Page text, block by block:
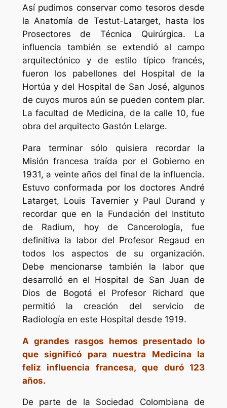
Así pudimos conservar como tesoros desde
la Anatomía de Testut-Latarget, hasta los
Prosectores de Técnica Quirúrgica. La
influencia también se extendió al campo
arquitectónico y de estilo típico francés,
fueron los pabellones del Hospital de la
Hortúa y del Hospital de San José, algunos
de cuyos muros aún se pueden contem plar.
La facultad de Medicina, de la calle 10, fue
obra del arquitecto Gastón Lelarge.
Para terminar sólo quisiera recordar la
Misión francesa traída por el Gobierno en
1931, a veinte años del final de la influencia.
Estuvo conformada por los doctores André
Latarget, Louis Tavernier y Paul Durand y
recordar que en la Fundación del Instituto
de Radium, hoy de Cancerología, fue
definitiva la labor del Profesor Regaud en
todos los aspectos de su organización.
Debe mencionarse también la labor que
desarrolló en el Hospital de San Juan de
Dios de Bogotá el Profesor Richard que
permitió la creación del servicio de
Radiología en este Hospital desde 1919.
A grandes rasgos hemos presentado lo
que significó para nuestra Medicina la
feliz influencia francesa, que duró 123
años.
De parte de la Sociedad Colombiana de